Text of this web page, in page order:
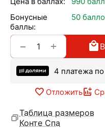
Бонусные
баллы:
50
+
−
4 платежа по
Отложить
Таблица размеров
Конте Спа